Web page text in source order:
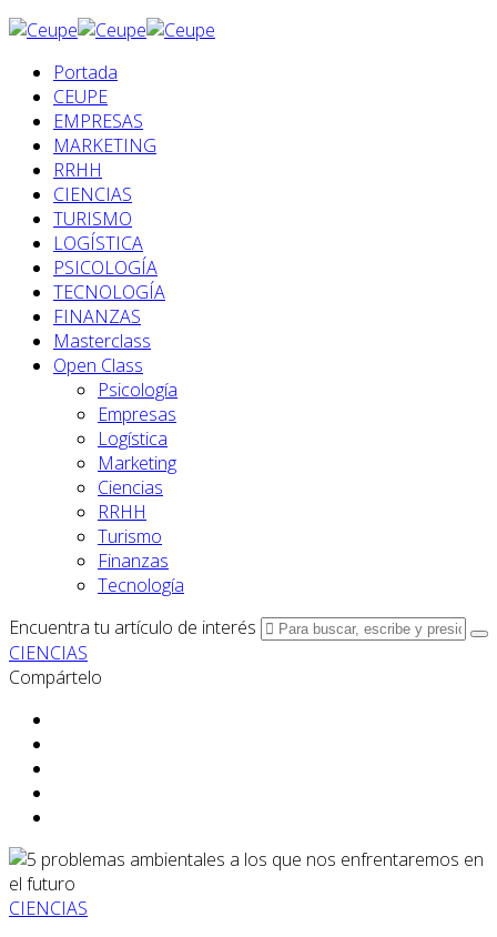
Portada
CEUPE
EMPRESAS
MARKETING
RRHH
CIENCIAS
TURISMO
LOGÍSTICA
PSICOLOGÍA
TECNOLOGÍA
FINANZAS
Masterclass
Open Class
Psicología
Empresas
Logística
Marketing
Ciencias
RRHH
Turismo
Finanzas
Tecnología
Encuentra tu artículo de interés
CIENCIAS
Compártelo
CIENCIAS